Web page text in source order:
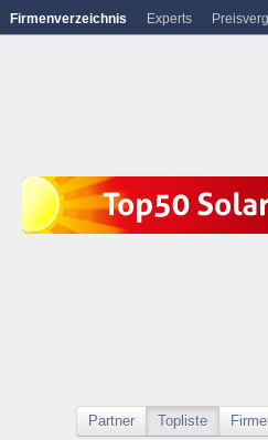
Partner Topliste
Firmenverzeichnis Experts